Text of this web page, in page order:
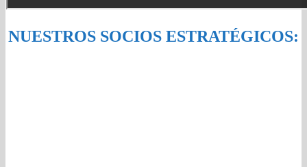
NUESTROS SOCIOS ESTRATÉGICOS: